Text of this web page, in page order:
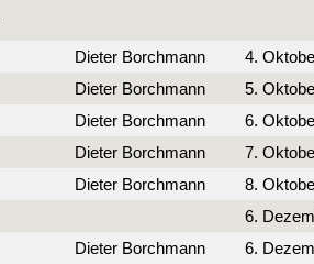
Dieter Borchmann 4.
Dieter Borchmann 5.
Dieter Borchmann 6.
Dieter Borchmann 7.
Dieter Borchmann 8.
6.
Dieter Borchmann 6.